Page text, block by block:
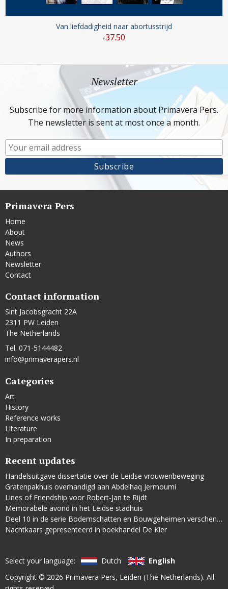
Van liefdadigheid naar abortusstrijd
€37.50
Newsletter
Subscribe for more information about Primavera Pers.
The newsletter is sent at most once a month.
Primavera Pers
Home
About
News
Authors
Newsletter
Contact
Contact information
Sint Jacobsgracht 22A
2311 PW Leiden
The Netherlands
Tel. 071-5144482
info@primaverapers.nl
Categories
Art
History
Reference works
Literature
In preparation
Recent updates
Handelsuitgave dissertatie over de Leidse vrouwenbeweging
Gratenpakhuis overhandigd aan Abdelhaq Jermoumi
Lines of Friendship voor Robert-Jan te Rijdt
Memorabele avond in het Leidse stadhuis
Deel 10 in de serie Bodemschatten en Bouwgeheimen verschenen
Nachtkaars gepresenteerd in boekhandel De Kler
Select your language: Dutch
English
Copyright © 2026 Primavera Pers, Leiden (The Netherlands). All